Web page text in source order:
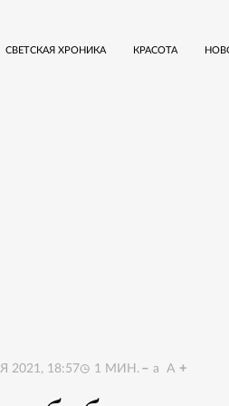
СВЕТСКАЯ ХРОНИКА КРАСОТА
2021, 18:57 1 МИН. a A